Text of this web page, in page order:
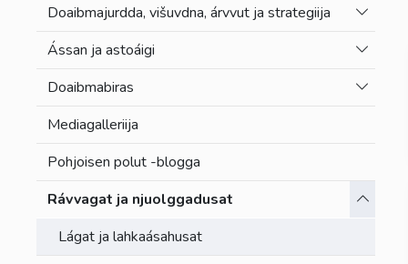
Doaibmajurdda, višuvdna, árvvut ja strategiija
Toggle
Ássan ja astoáigi
Toggle
Doaibmabiras
Toggle
Mediagalleriija
Pohjoisen polut -blogga
Rávvagat ja njuolggadusat
Toggle
Lágat ja lahkaásahusat